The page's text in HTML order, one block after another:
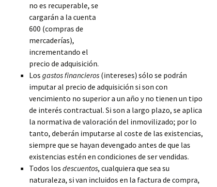
no es recuperable, se
cargarán a la cuenta
600 (compras de
mercaderías),
incrementando el
precio de adquisición.
Los gastos financieros (intereses) sólo se podrán
imputar al precio de adquisición si son con
vencimiento no superior a un año y no tienen un tipo
de interés contractual. Si son a largo plazo, se aplica
la normativa de valoración del inmovilizado; por lo
tanto, deberán imputarse al coste de las existencias,
siempre que se hayan devengado antes de que las
existencias estén en condiciones de ser vendidas.
Todos los descuentos, cualquiera que sea su
naturaleza, si van incluidos en la factura de compra,